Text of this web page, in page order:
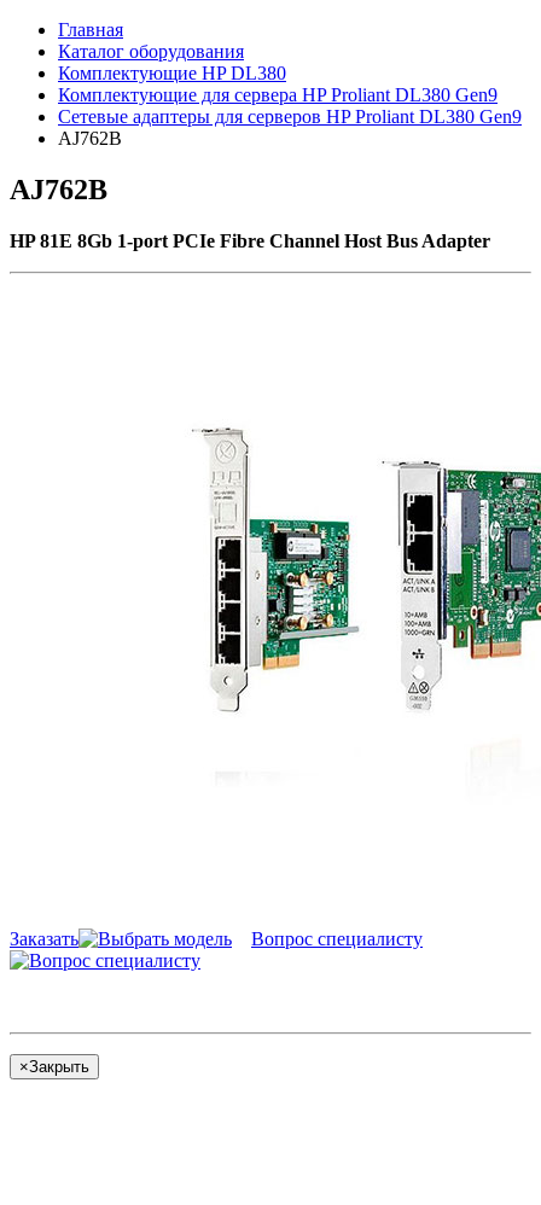
Главная
Каталог оборудования
Комплектующие HP DL380
Комплектующие для сервера HP Proliant DL380 Gen9
Сетевые адаптеры для серверов HP Proliant DL380 Gen9
AJ762B
AJ762B
HP 81E 8Gb 1-port PCIe Fibre Channel Host Bus Adapter
Заказать Вопрос специалисту
×Закрыть